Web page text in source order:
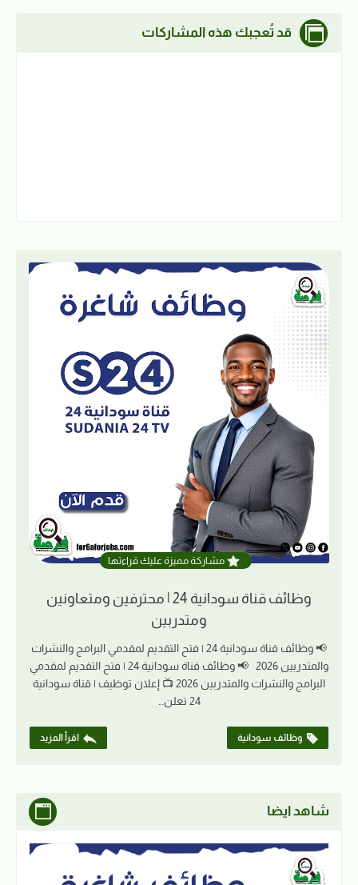
قد تُعجبك هذه المشاركات
مشاركة مميزة عليك قراءتها
وظائف قناة سودانية 24 | محترفين ومتعاونين
ومتدربين
📢 وظائف قناة سودانية 24 | فتح التقديم لمقدمي البرامج والنشرات
والمتدربين 2026 📢 وظائف قناة سودانية 24 | فتح التقديم لمقدمي
البرامج والنشرات والمتدربين 2026 📺 إعلان توظيف | قناة سودانية
24 تعلن…
وظائف سودانية اقرأ المزيد
شاهد ايضا